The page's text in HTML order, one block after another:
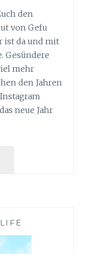
den
von Gefu
ist da und mit
Gesündere
mehr
den Jahren
neue Jahr